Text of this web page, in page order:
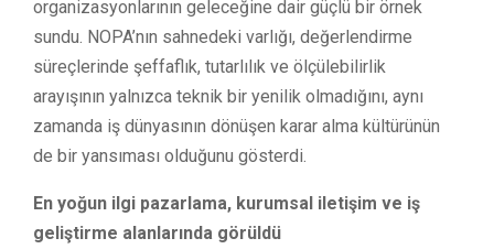
organizasyonlarının geleceğine dair güçlü bir örnek
sundu. NOPA’nın sahnedeki varlığı, değerlendirme
süreçlerinde şeffaflık, tutarlılık ve ölçülebilirlik
arayışının yalnızca teknik bir yenilik olmadığını, aynı
zamanda iş dünyasının dönüşen karar alma kültürünün
de bir yansıması olduğunu gösterdi.
En yoğun ilgi pazarlama, kurumsal iletişim ve iş
geliştirme alanlarında görüldü